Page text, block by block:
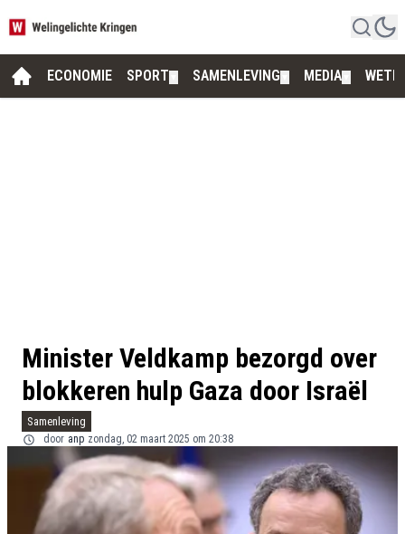
ECONOMIE SPORT SAMENLEVING MEDIA
Minister Veldkamp bezorgd over
blokkeren hulp Gaza door Israël
Samenleving
door anp zondag, 02 maart 2025 om 20:38